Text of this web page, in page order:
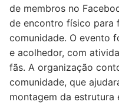
de membros no
de encontro físico para
comunidade. O evento
e acolhedor, com
fãs. A organização
comunidade, que
montagem da estrutura